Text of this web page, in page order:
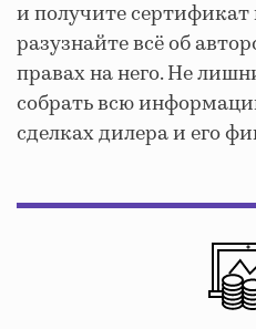
и получите
разузнайте всё об
правах на него. Не
собрать всю
сделках дилера и его